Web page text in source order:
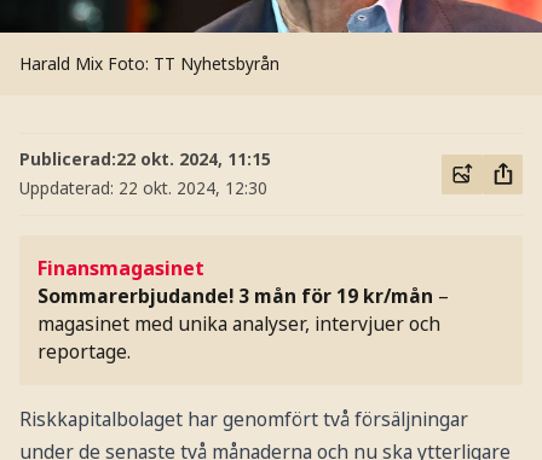
Harald Mix Foto: TT Nyhetsbyrån
Publicerad:22 okt. 2024, 11:15
Uppdaterad: 22 okt. 2024, 12:30
Finansmagasinet
Sommarerbjudande! 3 mån för 19 kr/mån –
magasinet med unika analyser, intervjuer och
reportage.
Riskkapitalbolaget har genomfört två försäljningar
under de senaste två månaderna och nu ska ytterligare